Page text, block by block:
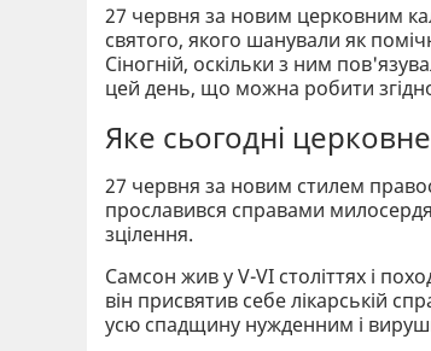
27 червня за новим церковним
святого, якого шанували як
Сіногній, оскільки з ним
цей день, що можна робити
Яке сьогодні
27 червня за новим стилем
прославився справами
зцілення.
Самсон жив у V-VI століттях і
він присвятив себе лікарській
усю спадщину нужденним і